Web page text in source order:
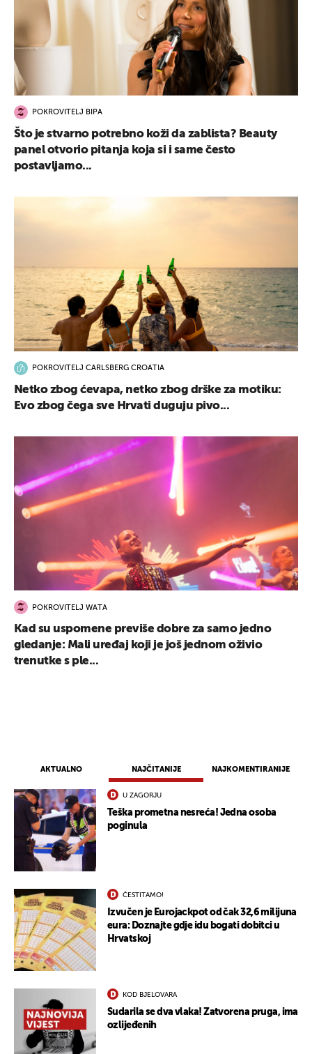
AKTUALNO NAJČITANIJE NAJKOMENTIRANIJE
U ZAGORJU
Teška prometna nesreća! Jedna osoba
poginula
ČESTITAMO!
Izvučen je Eurojackpot od čak 32,6 milijuna
eura: Doznajte gdje idu bogati dobitci u
Hrvatskoj
KOD BJELOVARA
Sudarila se dva vlaka! Zatvorena pruga, ima
ozlijeđenih
POKROVITELJ BIPA
Što je stvarno potrebno koži da zablista? Beauty
panel otvorio pitanja koja si i same često
postavljamo...
POKROVITELJ CARLSBERG CROATIA
Netko zbog ćevapa, netko zbog drške za motiku:
Evo zbog čega sve Hrvati duguju pivo...
POKROVITELJ WATA
Kad su uspomene previše dobre za samo jedno
gledanje: Mali uređaj koji je još jednom oživio
trenutke s ple...